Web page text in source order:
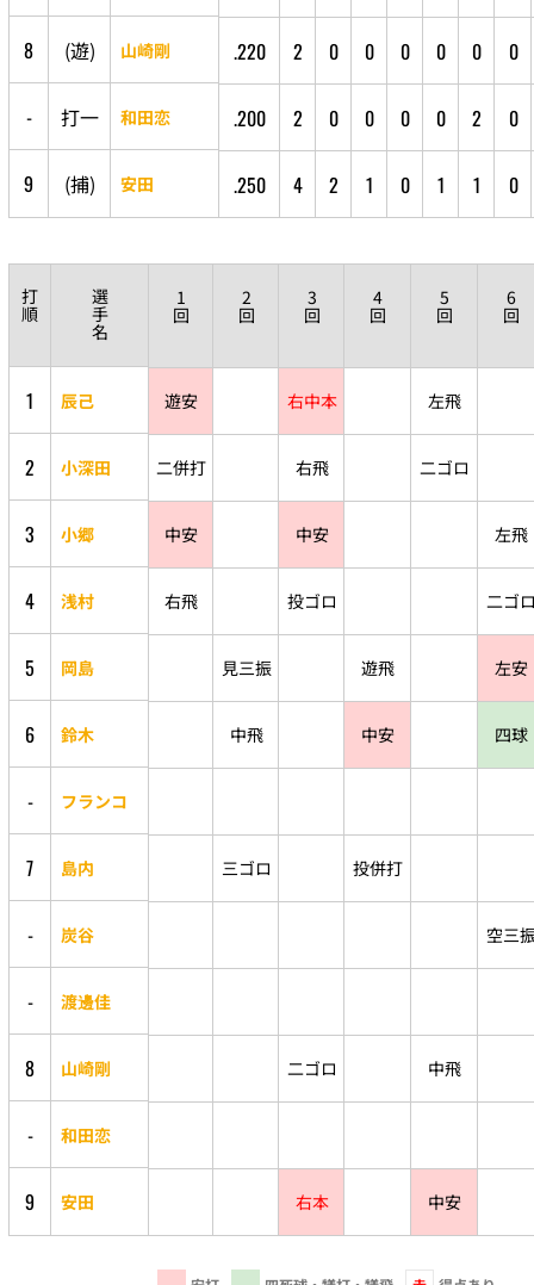
8 (遊) 山崎剛 .220 2 0 0 0 0 0 0
- 打一 和田恋 .200 2 0 0 0 0 2 0
9 (捕) 安田 .250 4 2 1 0 1 1 0
打
順
選
手
名
1
回
2
回
3
回
4
回
5
回
6
回
1 辰己 遊安 右中本 左飛
2 小深田 二併打 右飛 二ゴロ
3 小郷 中安 中安 左飛
4 浅村 右飛 投ゴロ 二ゴ
5 岡島 見三振 遊飛 左安
6 鈴木 中飛 中安 四球
- フランコ
7 島内 三ゴロ 投併打
- 炭谷 空三
- 渡邊佳
8 山崎剛 二ゴロ 中飛
- 和田恋
9 安田 右本 中安